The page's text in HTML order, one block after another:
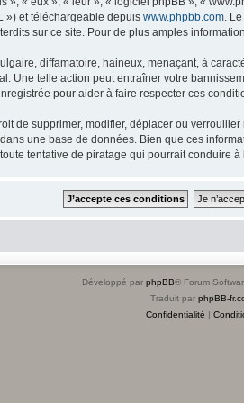
») et téléchargeable depuis www.phpbb.com.
sur ce site. Pour de plus amples
diffamatoire, haineux, menaçant, à
Une telle action peut entraîner votre
pour aider à faire respecter ces
de supprimer, modifier, déplacer ou
une base de données. Bien que ces
tentative de piratage qui pourrait conduire
Développé par phpBB® Forum
Traduit par phpBB-
Confidentialité |